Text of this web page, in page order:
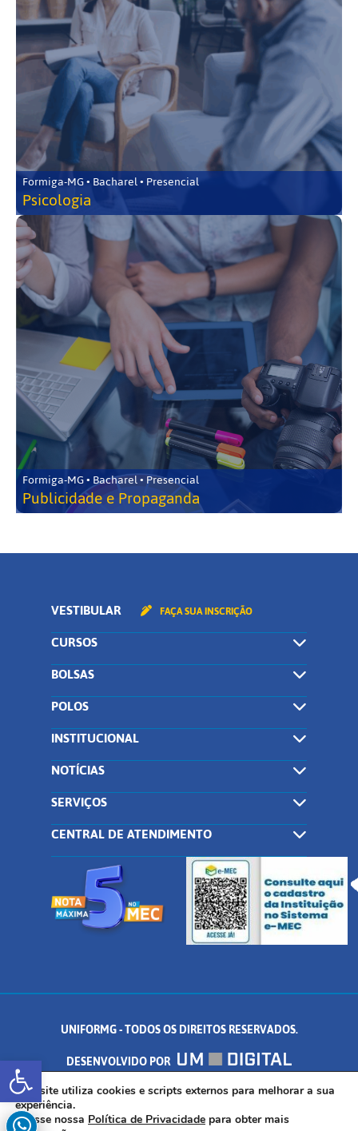
Abrir a barra de ferramentas
Formiga-MG • Bacharel • Presencial
Psicologia
Formiga-MG • Bacharel • Presencial
Publicidade e Propaganda
VESTIBULAR FAÇA SUA INSCRIÇÃO
CURSOS
BOLSAS
POLOS
INSTITUCIONAL
NOTÍCIAS
SERVIÇOS
CENTRAL DE ATENDIMENTO
UNIFORMG - TODOS OS DIREITOS RESERVADOS.
DESENVOLVIDO POR
AV. DR. ARNALDO DE SENNA, 328 - PALMEIRAS, FORMIGA/MG - CEP:
35.574.530
Este site utiliza cookies e scripts externos para melhorar a sua
experiência.
Acesse nossa Política de Privacidade para obter mais